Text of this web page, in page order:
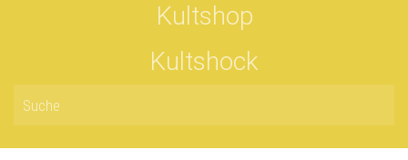
Kultshop
Kultshock